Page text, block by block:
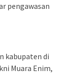
pengawasan
kabupaten di
Muara Enim,